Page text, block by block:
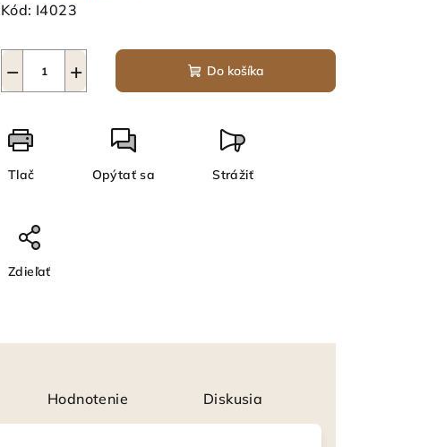
Kód: I4023
+
− Do košíka
Tlač Opýtať sa Strážiť
Zdieľať
Hodnotenie Diskusia